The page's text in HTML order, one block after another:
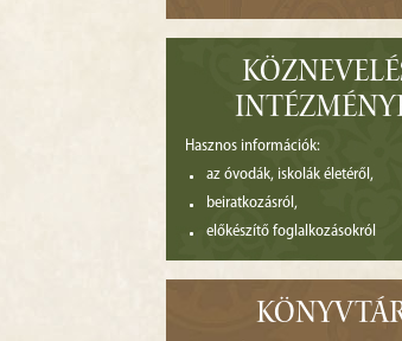
Hasznos információk:
az óvodák, iskolák életéről,
beiratkozásról,
előkészítő foglalkozásokról